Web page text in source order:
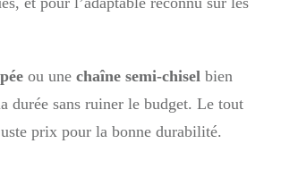
ou une chaîne semi-chisel bien
durée sans ruiner le budget. Le tout
prix pour la bonne durabilité.